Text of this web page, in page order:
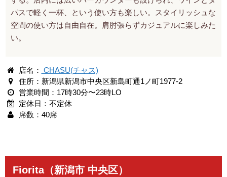
パスで軽く一杯、という使い方も楽しい。スタイリッシュな
空間の使い方は自由自在。肩肘張らずカジュアルに楽しみた
い。
店名： CHASU(チャス)
住所：新潟県新潟市中央区新島町通1ノ町1977-2
営業時間：17時30分〜23時LO
定休日：不定休
席数：40席
Fiorita（新潟市 中央区）